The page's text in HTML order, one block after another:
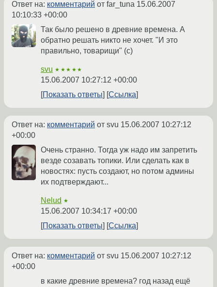
Ответ на: комментарий от far_tuna 15.06.2007
10:10:33 +00:00
Так было решено в древние времена. А
обратно решать никто не хочет. "И это
правильно, товарищи" (с)
svu ★★★★★
15.06.2007 10:27:12 +00:00
Показать ответы
Ссылка
Ответ на: комментарий от svu 15.06.2007 10:27:12
+00:00
Очень странно. Тогда уж надо им запретить
везде созавать топики. Или сделать как в
новостях: пусть создают, но потом админы
их подтверждают...
Nelud ★
15.06.2007 10:34:17 +00:00
Показать ответы
Ссылка
Ответ на: комментарий от svu 15.06.2007 10:27:12
+00:00
в какие древние времена? год назад ещё